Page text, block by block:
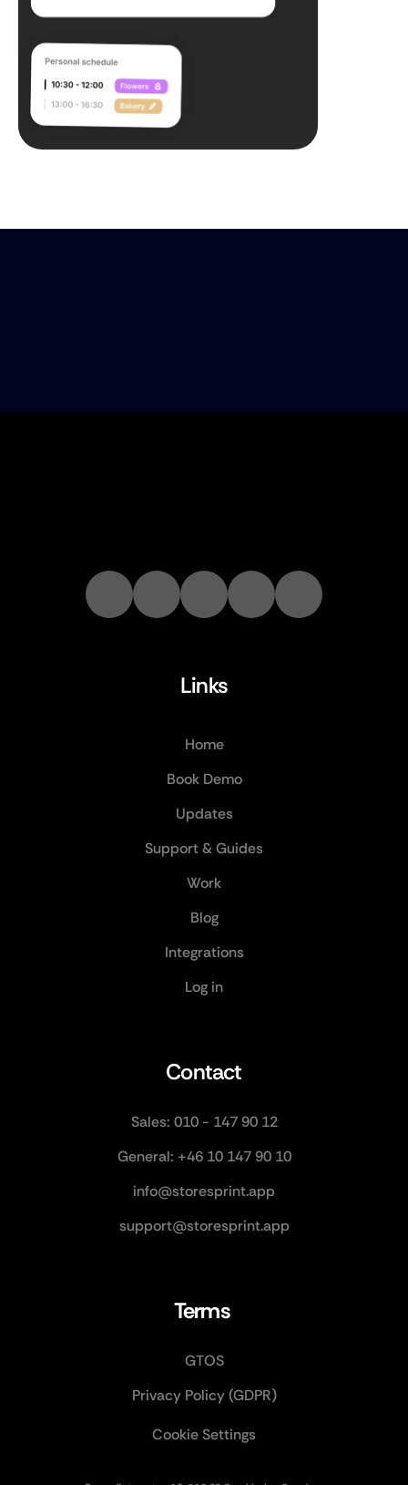
Contact
Sales: 010 - 147 90 12
General: +46 10 147 90 10
info@storesprint.app
support@storesprint.app
Terms
GTOS
Privacy Policy (GDPR)
Cookie Settings
Links
Home
Book Demo
Updates
Support & Guides
Work
Blog
Integrations
Log in